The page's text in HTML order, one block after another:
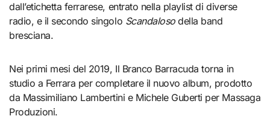
dall’etichetta ferrarese, entrato nella playlist di diverse
radio, e il secondo singolo Scandalosodella band
bresciana.
Nei primi mesi del 2019, Il Branco Barracuda torna in
studio a Ferrara per completare il nuovo album, prodotto
da Massimiliano Lambertini e Michele Guberti per Massaga
Produzioni.